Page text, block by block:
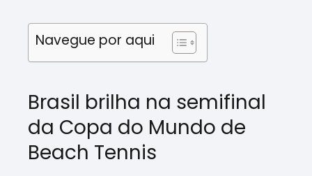
Navegue por aqui
Brasil brilha na semifinal
da Copa do Mundo de
Beach Tennis